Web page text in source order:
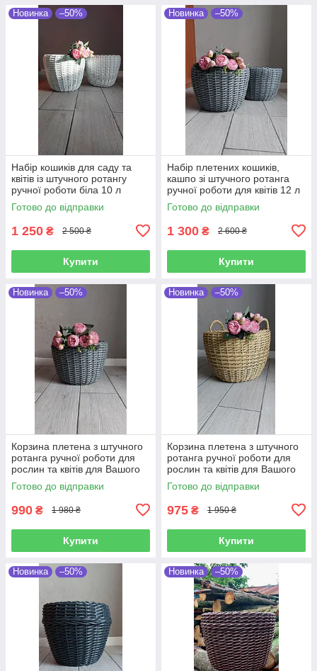
Новинка –50%
Набір кошиків для саду та
квітів із штучного ротангу
ручної роботи біла 10 л
Готово до відправки
1 250 ₴ 2 500 ₴
Купити
Новинка –50%
Набір плетених кошиків,
кашпо зі штучного ротанга
ручної роботи для квітів 12 л
Готово до відправки
1 300 ₴ 2 600 ₴
Купити
Новинка –50%
Корзина плетена з штучного
ротанга ручної роботи для
рослин та квітів для Вашого
саду 20 л
Готово до відправки
990 ₴ 1 980 ₴
Купити
Новинка –50%
Корзина плетена з штучного
ротанга ручної роботи для
рослин та квітів для Вашого
саду 20 л
Готово до відправки
975 ₴ 1 950 ₴
Купити
Новинка –50% Новинка –50%